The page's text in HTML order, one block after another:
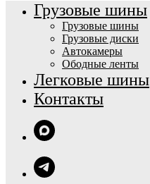
Грузовые шины
Грузовые шины
Грузовые диски
Автокамеры
Ободные ленты
Легковые шины
Контакты